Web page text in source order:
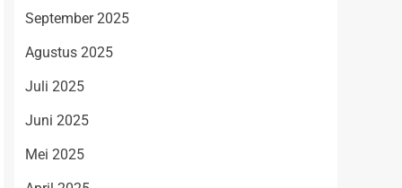
September 2025
Agustus 2025
Juli 2025
Juni 2025
Mei 2025